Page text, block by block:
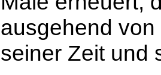
ausgehend
seiner Zeit und